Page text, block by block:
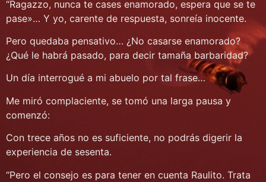
“Ragazzo, nunca te cases enamorado, espera que se te
pase»… Y yo, carente de respuesta, sonreía inocente.
Pero quedaba pensativo… ¿No casarse enamorado?
¿Qué le habrá pasado, para decir tamaña barbaridad?
Un día interrogué a mi abuelo por tal frase…
Me miró complaciente, se tomó una larga pausa y
comenzó:
Con trece años no es suficiente, no podrás digerir la
experiencia de sesenta.
“Pero el consejo es para tener en cuenta Raulito. Trata